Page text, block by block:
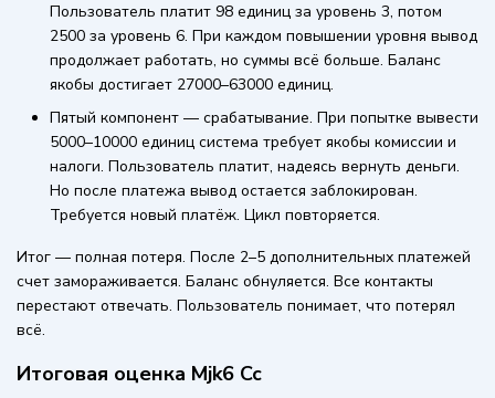
Пользователь платит 98 единиц за уровень 3, потом
2500 за уровень 6. При каждом повышении уровня вывод
продолжает работать, но суммы всё больше. Баланс
якобы достигает 27000–63000 единиц.
Пятый компонент — срабатывание. При попытке вывести
5000–10000 единиц система требует якобы комиссии и
налоги. Пользователь платит, надеясь вернуть деньги.
Но после платежа вывод остается заблокирован.
Требуется новый платёж. Цикл повторяется.
Итог — полная потеря. После 2–5 дополнительных платежей
счет замораживается. Баланс обнуляется. Все контакты
перестают отвечать. Пользователь понимает, что потерял
всё.
Итоговая оценка Mjk6 Cc